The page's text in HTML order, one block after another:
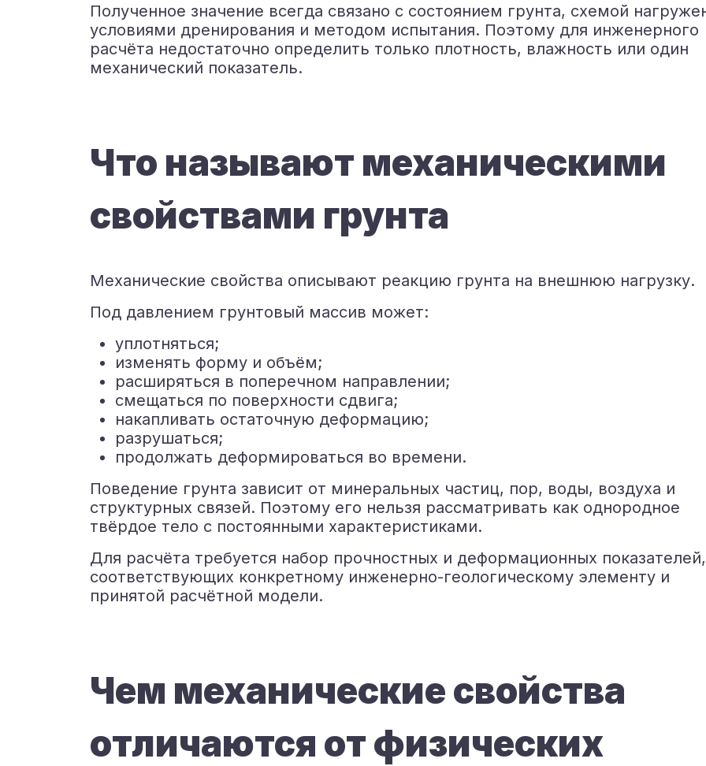
Полученное значение всегда связано с состоянием грунта, схемой
условиями дренирования и методом испытания. Поэтому для инженерного
расчёта недостаточно определить только плотность, влажность или один
механический показатель.
Что называют механическими
свойствами грунта
Механические свойства описывают реакцию грунта на внешнюю нагрузку.
Под давлением грунтовый массив может:
уплотняться;
изменять форму и объём;
расширяться в поперечном направлении;
смещаться по поверхности сдвига;
накапливать остаточную деформацию;
разрушаться;
продолжать деформироваться во времени.
Поведение грунта зависит от минеральных частиц, пор, воды, воздуха и
структурных связей. Поэтому его нельзя рассматривать как однородное
твёрдое тело с постоянными характеристиками.
Для расчёта требуется набор прочностных и деформационных показателей,
соответствующих конкретному инженерно-геологическому элементу и
принятой расчётной модели.
Чем механические свойства
отличаются от физических